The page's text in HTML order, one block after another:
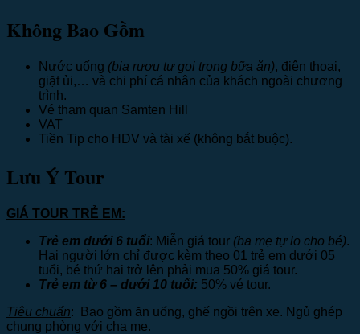
Không Bao Gồm
Nước uống (bia rượu tự gọi trong bữa ăn), điện thoại,
giặt ủi,… và chi phí cá nhân của khách ngoài chương
trình.
Vé tham quan Samten Hill
VAT
Tiền Tip cho HDV và tài xế (không bắt buộc).
Lưu Ý Tour
GIÁ TOUR TRẺ EM:
Trẻ em dưới 6 tuổi: Miễn giá tour (ba mẹ tự lo cho bé).
Hai người lớn chỉ được kèm theo 01 trẻ em dưới 05
tuổi, bé thứ hai trở lên phải mua 50% giá tour.
Trẻ em từ 6 – dưới 10 tuổi: 50% vé tour.
Tiêu chuẩn: Bao gồm ăn uống, ghế ngồi trên xe. Ngủ ghép
chung phòng với cha mẹ.